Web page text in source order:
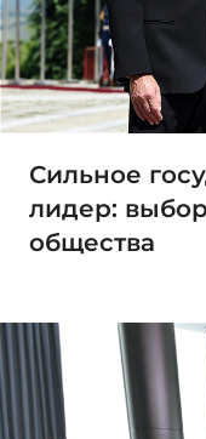
Сильное
лидер:
общества